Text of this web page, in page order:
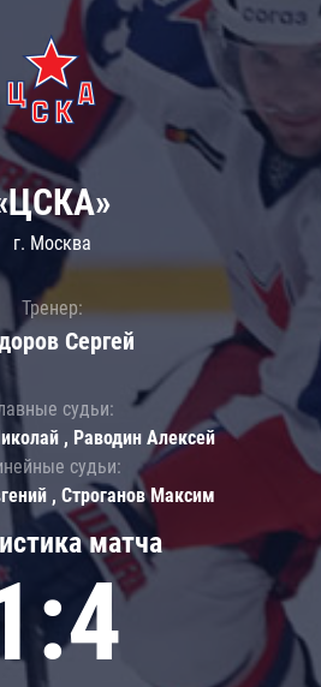
матча
г. Москва
Тренер:
Сергей
судьи:
, Раводин Алексей
судьи:
, Строганов Максим